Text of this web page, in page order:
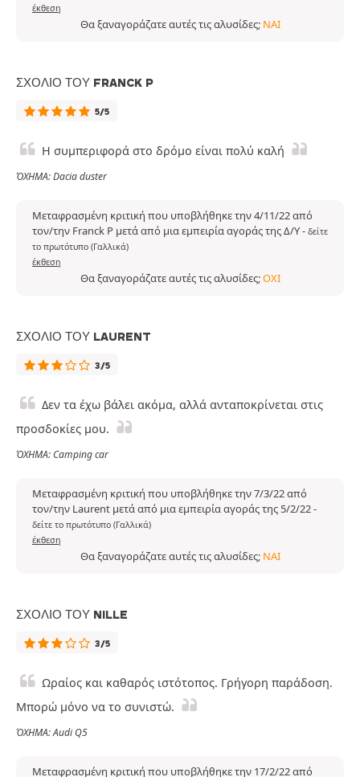
έκθεση
Θα ξαναγοράζατε αυτές τις αλυσίδες; ΝΑΙ
ΣΧΌΛΙΟ ΤΟΥ FRANCK P
5/5
Η συμπεριφορά στο δρόμο είναι πολύ καλή
ΌΧΗΜΑ: Dacia duster
Μεταφρασμένη κριτική που υποβλήθηκε την 4/11/22 από
τον/την Franck P μετά από μια εμπειρία αγοράς της Δ/Υ- δείτε
το πρωτότυπο (Γαλλικά)
έκθεση
Θα ξαναγοράζατε αυτές τις αλυσίδες;ΌΧΙ
ΣΧΌΛΙΟ ΤΟΥ LAURENT
3/5
Δεν τα έχω βάλει ακόμα, αλλά ανταποκρίνεται στις
προσδοκίες μου.
ΌΧΗΜΑ: Camping car
Μεταφρασμένη κριτική που υποβλήθηκε την 7/3/22 από
τον/την Laurent μετά από μια εμπειρία αγοράς της 5/2/22-
δείτε το πρωτότυπο (Γαλλικά)
έκθεση
Θα ξαναγοράζατε αυτές τις αλυσίδες; ΝΑΙ
ΣΧΌΛΙΟ ΤΟΥ NILLE
3/5
Ωραίος και καθαρός ιστότοπος. Γρήγορη παράδοση.
Μπορώ μόνο να το συνιστώ.
ΌΧΗΜΑ: Audi Q5
Μεταφρασμένη κριτική που υποβλήθηκε την 17/2/22 από